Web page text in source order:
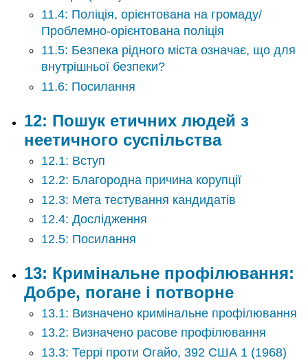
11.4: Поліція, орієнтована на громаду/
Проблемно-орієнтована поліція
11.5: Безпека рідного міста означає, що для
внутрішньої безпеки?
11.6: Посилання
12: Пошук етичних людей з
неетичного суспільства
12.1: Вступ
12.2: Благородна причина корупції
12.3: Мета тестування кандидатів
12.4: Дослідження
12.5: Посилання
13: Кримінальне профілювання:
Добре, погане і потворне
13.1: Визначено кримінальне профілювання
13.2: Визначено расове профілювання
13.3: Террі проти Огайо, 392 США 1 (1968)